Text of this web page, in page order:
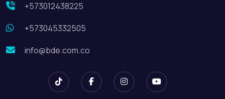
+573012438225
+573045332505
info@bde.com.co